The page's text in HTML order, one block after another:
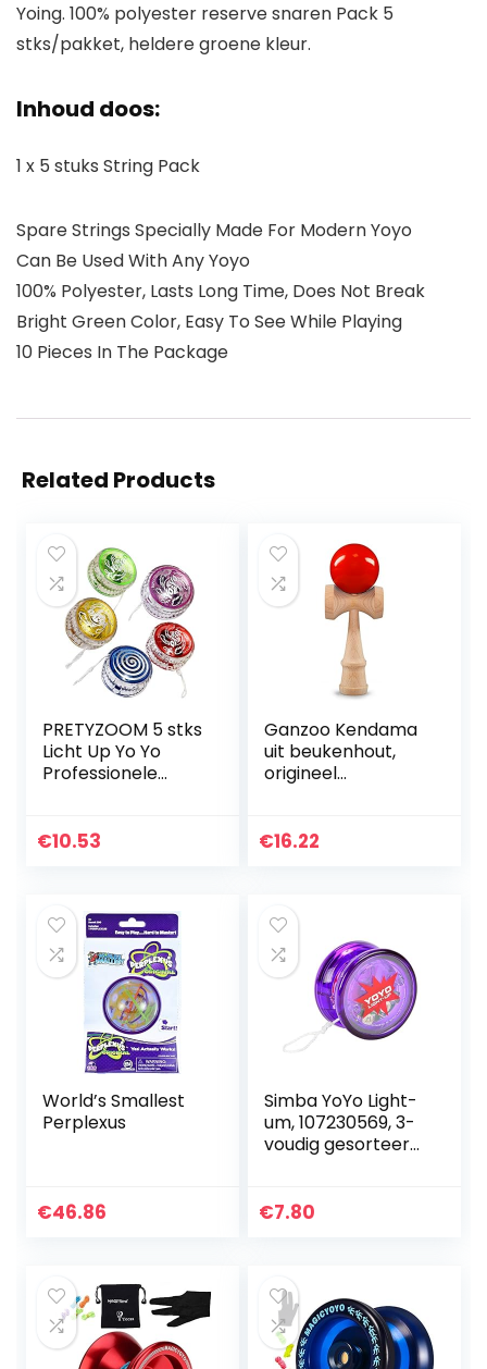
Yoing. 100% polyester reserve snaren Pack 5
stks/pakket, heldere groene kleur.
Inhoud doos:
1 x 5 stuks String Pack
Spare Strings Specially Made For Modern Yoyo
Can Be Used With Any Yoyo
100% Polyester, Lasts Long Time, Does Not Break
Bright Green Color, Easy To See While Playing
10 Pieces In The Package
Related Products
PRETYZOOM 5 stks
Licht Up Yo Yo
Professionele
voor Kinderen
€10.53
Ganzoo Kendama
uit beukenhout,
origineel
bolspel,
€16.22
World’s Smallest
Perplexus
€46.86
Simba YoYo Light-
um, 107230569, 3-
voudig gesorteerd,
geleverd, met
€7.80